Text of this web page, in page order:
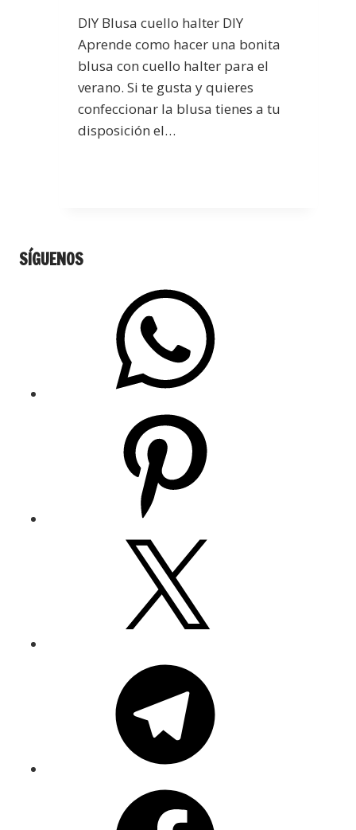
DIY Blusa cuello halter DIY
Aprende como hacer una bonita
blusa con cuello halter para el
verano. Si te gusta y quieres
confeccionar la blusa tienes a tu
disposición el…
SÍGUENOS